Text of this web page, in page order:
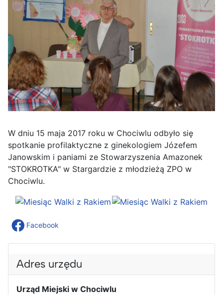
W dniu 15 maja 2017 roku w Chociwlu odbyło się
spotkanie profilaktyczne z ginekologiem Józefem
Janowskim i paniami ze Stowarzyszenia Amazonek
"STOKROTKA" w Stargardzie z młodzieżą ZPO w
Chociwlu.
Facebook
Adres urzędu
Urząd Miejski w Chociwlu